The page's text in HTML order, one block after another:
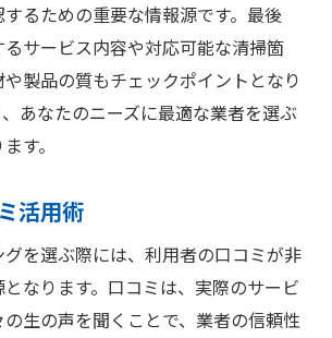
るための重要な情報源です。最後
サービス内容や対応可能な清掃箇
製品の質もチェックポイントとなり
あなたのニーズに最適な業者を選ぶ
す。
活用術
を選ぶ際には、利用者の口コミが非
なります。口コミは、実際のサービ
生の声を聞くことで、業者の信頼性